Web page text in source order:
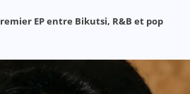
EP entre Bikutsi, R&B et pop